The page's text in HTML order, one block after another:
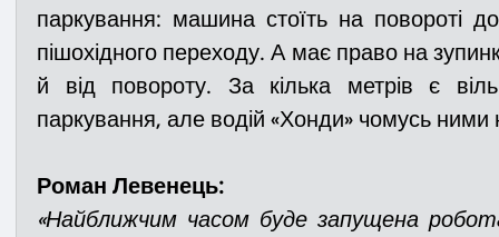
паркування: машина стоїть на повороті
пішохідного переходу. А має право на
й від повороту. За кілька метрів є
паркування, але водій «Хонди» чомусь ними
Роман Левенець:
«Найближчим часом буде запущена